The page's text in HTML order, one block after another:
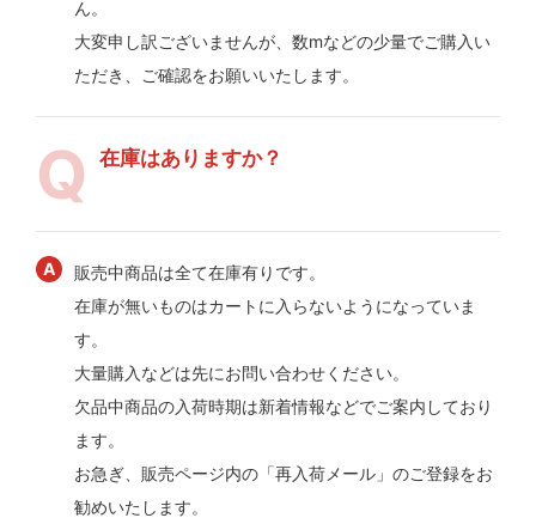
ん。
大変申し訳ございませんが、数mなどの少量でご購入い
ただき、ご確認をお願いいたします。
在庫はありますか？
販売中商品は全て在庫有りです。
在庫が無いものはカートに入らないようになっていま
す。
大量購入などは先にお問い合わせください。
欠品中商品の入荷時期は新着情報などでご案内しており
ます。
お急ぎ、販売ページ内の「再入荷メール」のご登録をお
勧めいたします。